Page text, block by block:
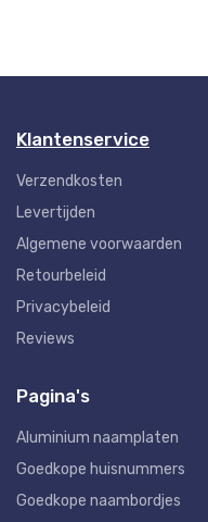
Klantenservice
Verzendkosten
Levertijden
Algemene voorwaarden
Retourbeleid
Privacybeleid
Reviews
Pagina's
Aluminium naamplaten
Goedkope huisnummers
Goedkope naambordjes